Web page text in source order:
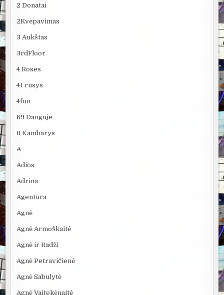
2 Donatai
2Kvėpavimas
3 Aukštas
3rdFloor
4 Roses
41 rūsys
4fun
69 Danguje
8 Kambarys
A
Adios
Adrina
Agentūra
Agnė
Agnė Armoškaitė
Agnė ir Radži
Agnė Petravičienė
Agnė Sabulytė
Agnė Vaitekėnaitė